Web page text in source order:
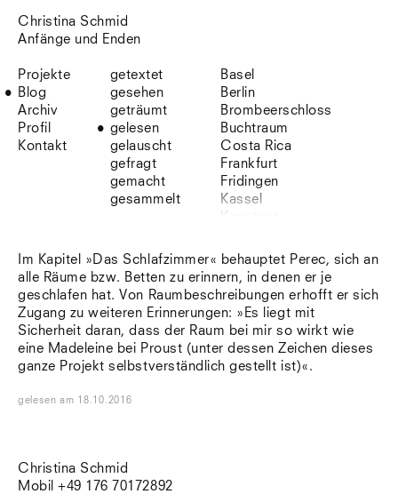
Christina Schmid
Anfänge und Enden
Projekte
Blog
Archiv
Profil
Kontakt
getextet
gesehen
geträumt
gelesen
gelauscht
gefragt
gemacht
gesammelt
Basel
Berlin
Brombeerschloss
Buchtraum
Costa Rica
Frankfurt
Fridingen
Kassel
Lefkada
Leipzig
Lio
Lissabon
NYC
Paris
Sonnenbühl
Straßburg
Im Kapitel »Das Schlafzimmer« behauptet Perec, sich an
alle Räume bzw. Betten zu erinnern, in denen er je
geschlafen hat. Von Raumbeschreibungen erhofft er sich
Zugang zu weiteren Erinnerungen: »Es liegt mit
Sicherheit daran, dass der Raum bei mir so wirkt wie
eine Madeleine bei Proust (unter dessen Zeichen dieses
ganze Projekt selbstverständlich gestellt ist)«.
gelesen am 18.10.2016
Christina Schmid
Mobil +49 176 70172892